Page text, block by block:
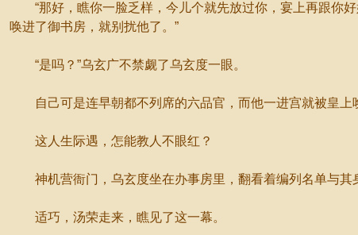
“那好，瞧你一脸乏样，今儿个就先放过你，宴上再跟你好
唤进了御书房，就别扰他了。”
“是吗？”乌玄广不禁觑了乌玄度一眼。
自己可是连早朝都不列席的六品官，而他一进宫就被皇上
这人生际遇，怎能教人不眼红？
神机营衙门，乌玄度坐在办事房里，翻看着编列名单与其
适巧，汤荣走来，瞧见了这一幕。